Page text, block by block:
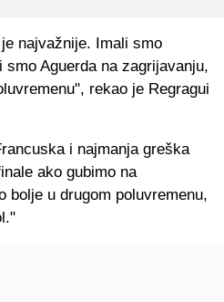
najvažnije. Imali smo
Aguerda na zagrijavanju,
rekao je Regragui
i najmanja greška
ako gubimo na
bolje u drugom poluvremenu,